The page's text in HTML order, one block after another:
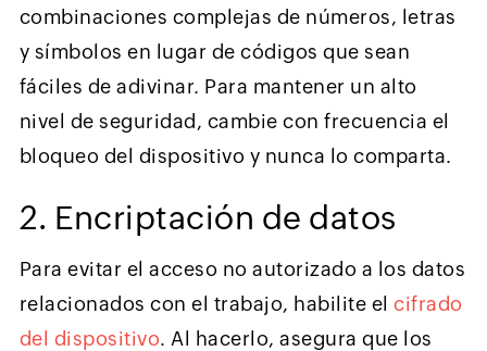
combinaciones complejas de números, letras
y símbolos en lugar de códigos que sean
fáciles de adivinar. Para mantener un alto
nivel de seguridad, cambie con frecuencia el
bloqueo del dispositivo y nunca lo comparta.
2. Encriptación de datos
Para evitar el acceso no autorizado a los datos
relacionados con el trabajo, habilite elcifrado
del dispositivo. Al hacerlo, asegura que los